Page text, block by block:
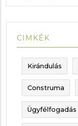
CIMKÉK
Kirándulás
Construma
Ügyfélfogadás